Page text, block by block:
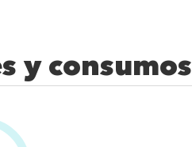
y consumos